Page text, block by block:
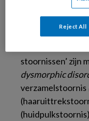
In de nieuwe
gekregen:
stoornissen’ zijn
dysmorphic
verzamelstoornis
Reject All